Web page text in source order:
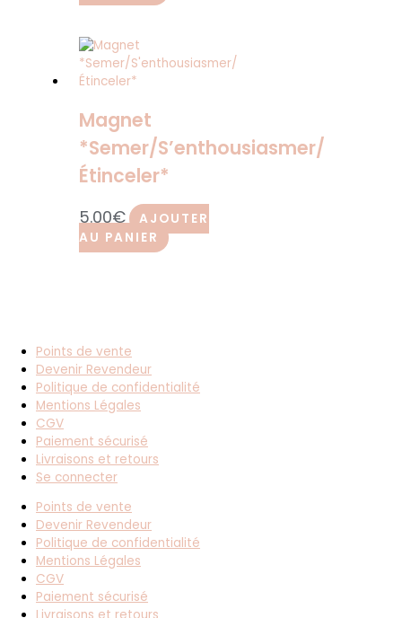
Magnet
*Semer/S’enthousiasmer/
Étinceler*
5.00€
AJOUTER
AU PANIER
Points de vente
Devenir Revendeur
Politique de confidentialité
Mentions Légales
CGV
Paiement sécurisé
Livraisons et retours
Se connecter
Points de vente
Devenir Revendeur
Politique de confidentialité
Mentions Légales
CGV
Paiement sécurisé